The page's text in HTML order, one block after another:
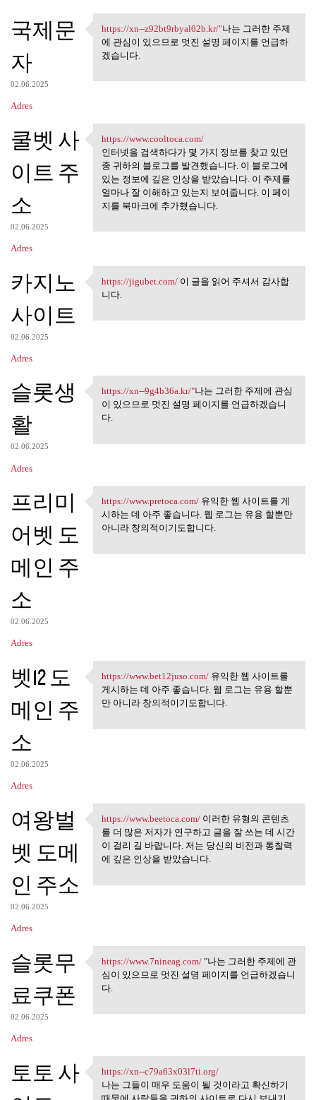
국제문
자
02.06.2025
Adres
https://xn--z92bt9rbyal02b.kr
https://xn--z92bt9rbyal02b.kr/"나는 그러한 주제
에 관심이 있으므로 멋진 설명 페이지를 언급하
겠습니다.
쿨벳 사
이트 주
소
02.06.2025
Adres
https://www.cooltoca.com/
https://www.cooltoca.com/
인터넷을 검색하다가 몇 가지 정보를 찾고 있던
중 귀하의 블로그를 발견했습니다. 이 블로그에
있는 정보에 깊은 인상을 받았습니다. 이 주제를
얼마나 잘 이해하고 있는지 보여줍니다. 이 페이
지를 북마크에 추가했습니다.
카지노
사이트
02.06.2025
Adres
https://jigubet.com/ 이 글을 읽어
https://jigubet.com/이 글을 읽어 주셔서 감사합
니다.
슬롯생
활
02.06.2025
Adres
https://xn--9g4b36a.kr/"나는
https://xn--9g4b36a.kr/"나는 그러한 주제에 관심
이 있으므로 멋진 설명 페이지를 언급하겠습니
다.
프리미
어벳 도
메인 주
소
02.06.2025
Adres
https://www.pretoca.com/ 유익한
https://www.pretoca.com/유익한 웹 사이트를 게
시하는 데 아주 좋습니다. 웹 로그는 유용 할뿐만
아니라 창의적이기도합니다.
벳12 도
메인 주
소
02.06.2025
Adres
https://www.bet12juso.com/
https://www.bet12juso.com/유익한 웹 사이트를
게시하는 데 아주 좋습니다. 웹 로그는 유용 할뿐
만 아니라 창의적이기도합니다.
여왕벌
벳 도메
인 주소
02.06.2025
Adres
https://www.beetoca.com/ 이러한
https://www.beetoca.com/이러한 유형의 콘텐츠
를 더 많은 저자가 연구하고 글을 잘 쓰는 데 시간
이 걸리 길 바랍니다. 저는 당신의 비전과 통찰력
에 깊은 인상을 받았습니다.
슬롯무
료쿠폰
02.06.2025
Adres
https://www.7nineag.com/ "나는
https://www.7nineag.com/"나는 그러한 주제에 관
심이 있으므로 멋진 설명 페이지를 언급하겠습니
다.
토토 사
https://xn--c79a63x03l7ti.org
https://xn--c79a63x03l7ti.org/
나는 그들이 매우 도움이 될 것이라고 확신하기